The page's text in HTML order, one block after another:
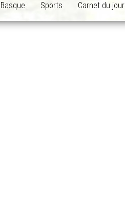
Sports Carnet du jour